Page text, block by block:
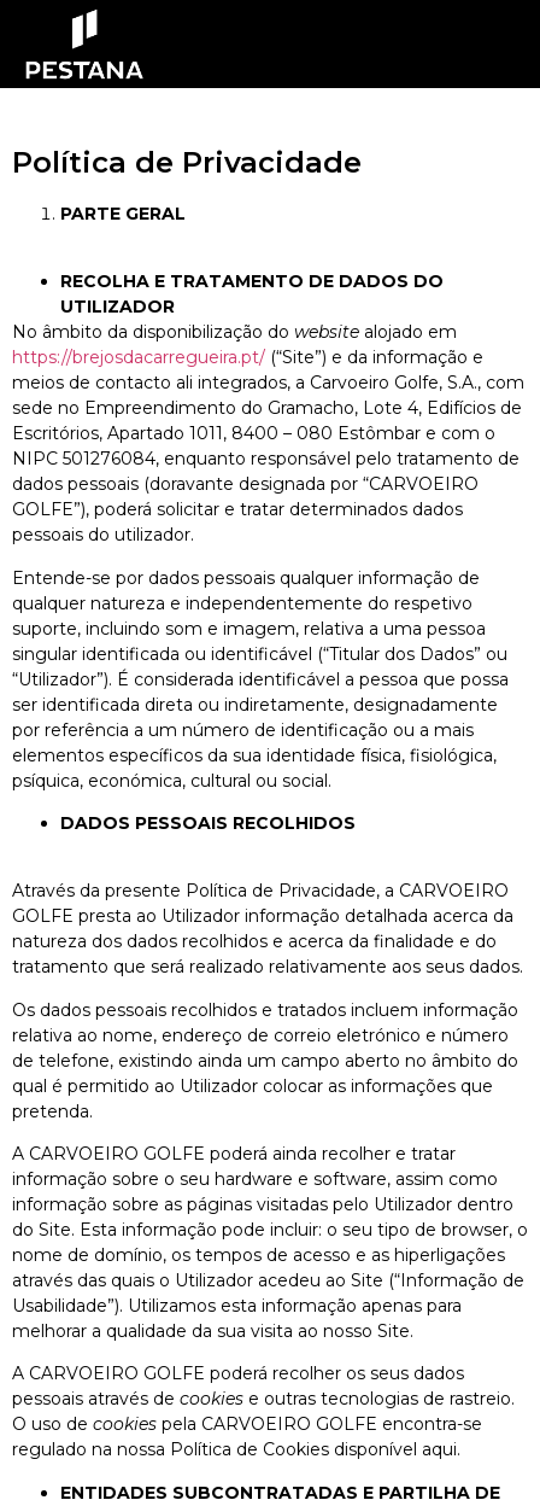
Política de Privacidade
PARTE GERAL
RECOLHA E TRATAMENTO DE DADOS DO
UTILIZADOR
No âmbito da disponibilização do website alojado em
https://brejosdacarregueira.pt/ (“Site”) e da informação e
meios de contacto ali integrados, a Carvoeiro Golfe, S.A., com
sede no Empreendimento do Gramacho, Lote 4, Edifícios de
Escritórios, Apartado 1011, 8400 – 080 Estômbar e com o
NIPC 501276084, enquanto responsável pelo tratamento de
dados pessoais (doravante designada por “CARVOEIRO
GOLFE”), poderá solicitar e tratar determinados dados
pessoais do utilizador.
Entende-se por dados pessoais qualquer informação de
qualquer natureza e independentemente do respetivo
suporte, incluindo som e imagem, relativa a uma pessoa
singular identificada ou identificável (“Titular dos Dados” ou
“Utilizador”). É considerada identificável a pessoa que possa
ser identificada direta ou indiretamente, designadamente
por referência a um número de identificação ou a mais
elementos específicos da sua identidade física, fisiológica,
psíquica, económica, cultural ou social.
DADOS PESSOAIS RECOLHIDOS
Através da presente Política de Privacidade, a CARVOEIRO
GOLFE presta ao Utilizador informação detalhada acerca da
natureza dos dados recolhidos e acerca da finalidade e do
tratamento que será realizado relativamente aos seus dados.
Os dados pessoais recolhidos e tratados incluem informação
relativa ao nome, endereço de correio eletrónico e número
de telefone, existindo ainda um campo aberto no âmbito do
qual é permitido ao Utilizador colocar as informações que
pretenda.
A CARVOEIRO GOLFE poderá ainda recolher e tratar
informação sobre o seu hardware e software, assim como
informação sobre as páginas visitadas pelo Utilizador dentro
do Site. Esta informação pode incluir: o seu tipo de browser, o
nome de domínio, os tempos de acesso e as hiperligações
através das quais o Utilizador acedeu ao Site (“Informação de
Usabilidade”). Utilizamos esta informação apenas para
melhorar a qualidade da sua visita ao nosso Site.
A CARVOEIRO GOLFE poderá recolher os seus dados
pessoais através de cookies e outras tecnologias de rastreio.
O uso de cookies pela CARVOEIRO GOLFE encontra-se
regulado na nossa Política de Cookies disponível aqui.
ENTIDADES SUBCONTRATADAS E PARTILHA DE